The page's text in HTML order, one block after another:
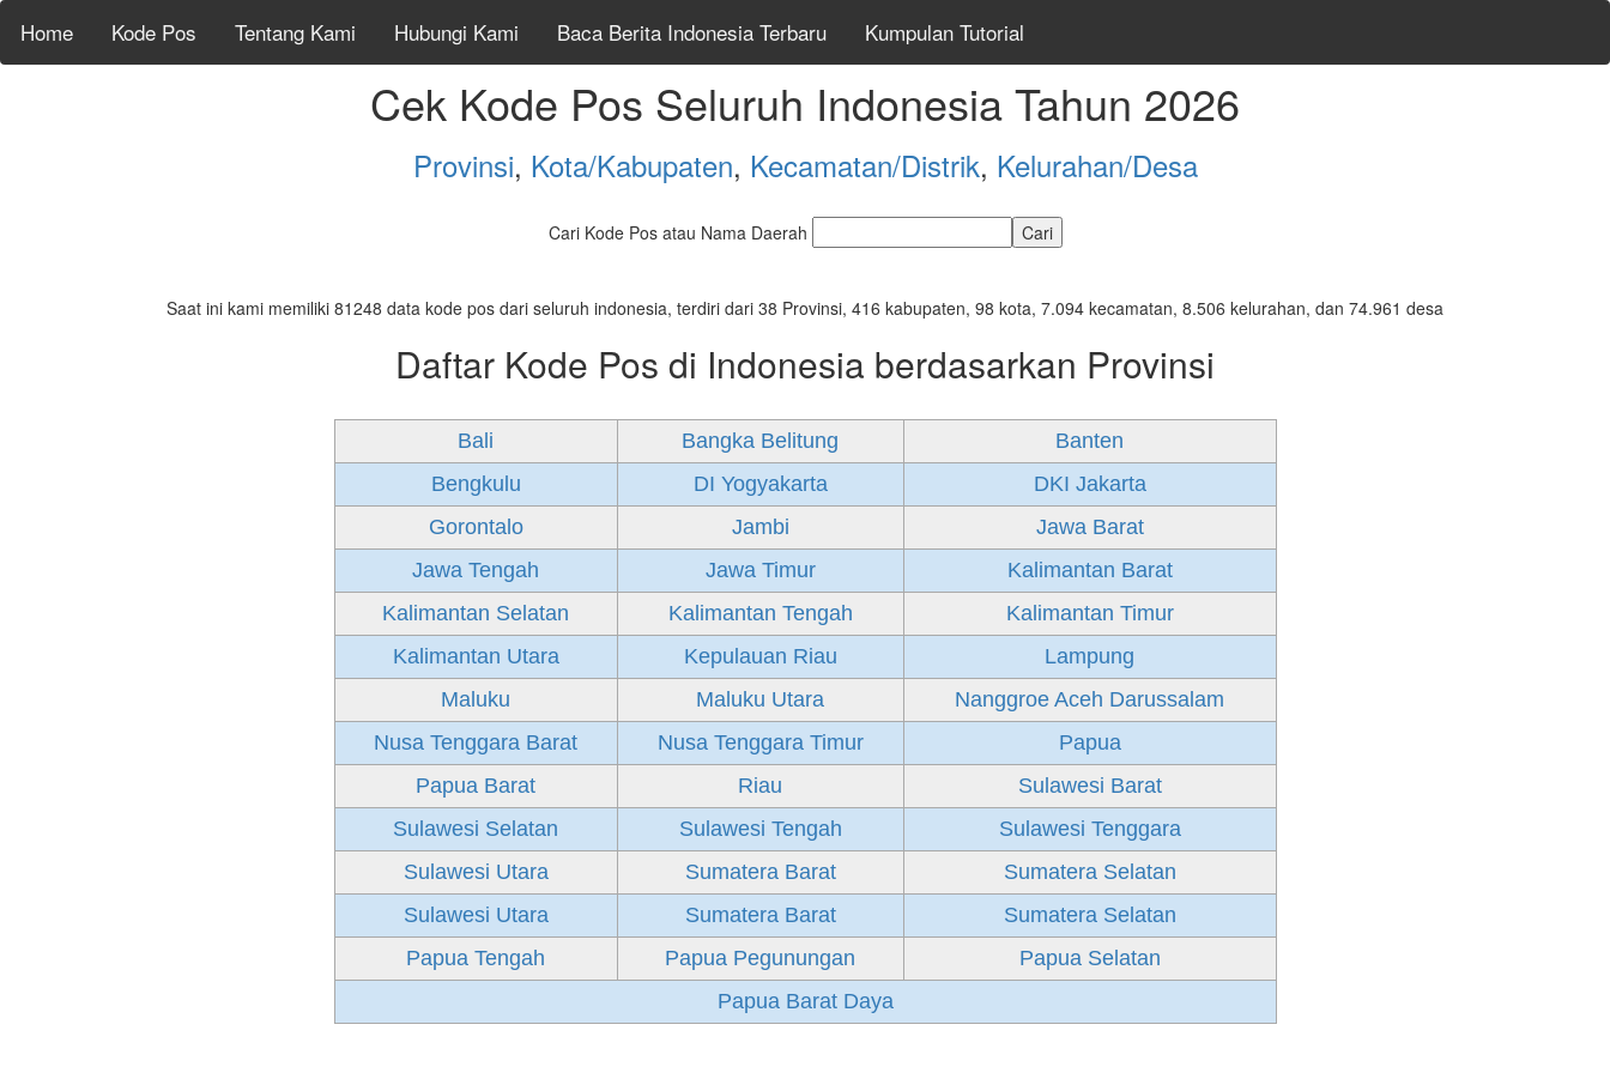
Home Kode Pos Tentang Kami Hubungi Kami Baca Berita Indonesia Terbaru Kumpulan Tutorial
Cek Kode Pos Seluruh Indonesia Tahun 2026
Provinsi, Kota/Kabupaten, Kecamatan/Distrik, Kelurahan/Desa
Cari Kode Pos atau Nama Daerah
Saat ini kami memiliki 81248 data kode pos dari seluruh indonesia, terdiri dari 38 Provinsi, 416 kabupaten, 98 kota, 7.094 kecamatan, 8.506 kelurahan, dan 74.961 desa
Daftar Kode Pos di Indonesia berdasarkan Provinsi
Bali Bangka Belitung
Banten
Bengkulu
DI Yogyakarta
DKI Jakarta
Gorontalo
Jambi
Jawa Barat
Jawa Tengah
Jawa Timur
Kalimantan Barat
Kalimantan Selatan
Kalimantan Tengah
Kalimantan Timur
Kalimantan Utara
Kepulauan Riau
Lampung
Maluku
Maluku Utara
Nanggroe Aceh Darussalam
Nusa Tenggara Barat
Nusa Tenggara Timur
Papua
Papua Barat
Riau
Sulawesi Barat
Sulawesi Selatan
Sulawesi Tengah
Sulawesi Tenggara
Sulawesi Utara
Sumatera Barat
Sumatera Selatan
Sulawesi Utara
Sumatera Barat
Sumatera Selatan
Papua Tengah
Papua Pegunungan
Papua Selatan
Papua Barat Daya